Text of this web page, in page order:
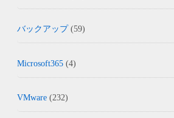
バックアップ(59)
Microsoft365 (4)
VMware (232)